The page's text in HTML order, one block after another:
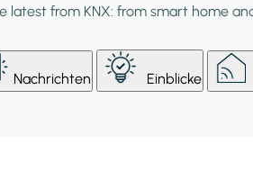
latest from KNX: from smart home
Nachrichten Einblicke